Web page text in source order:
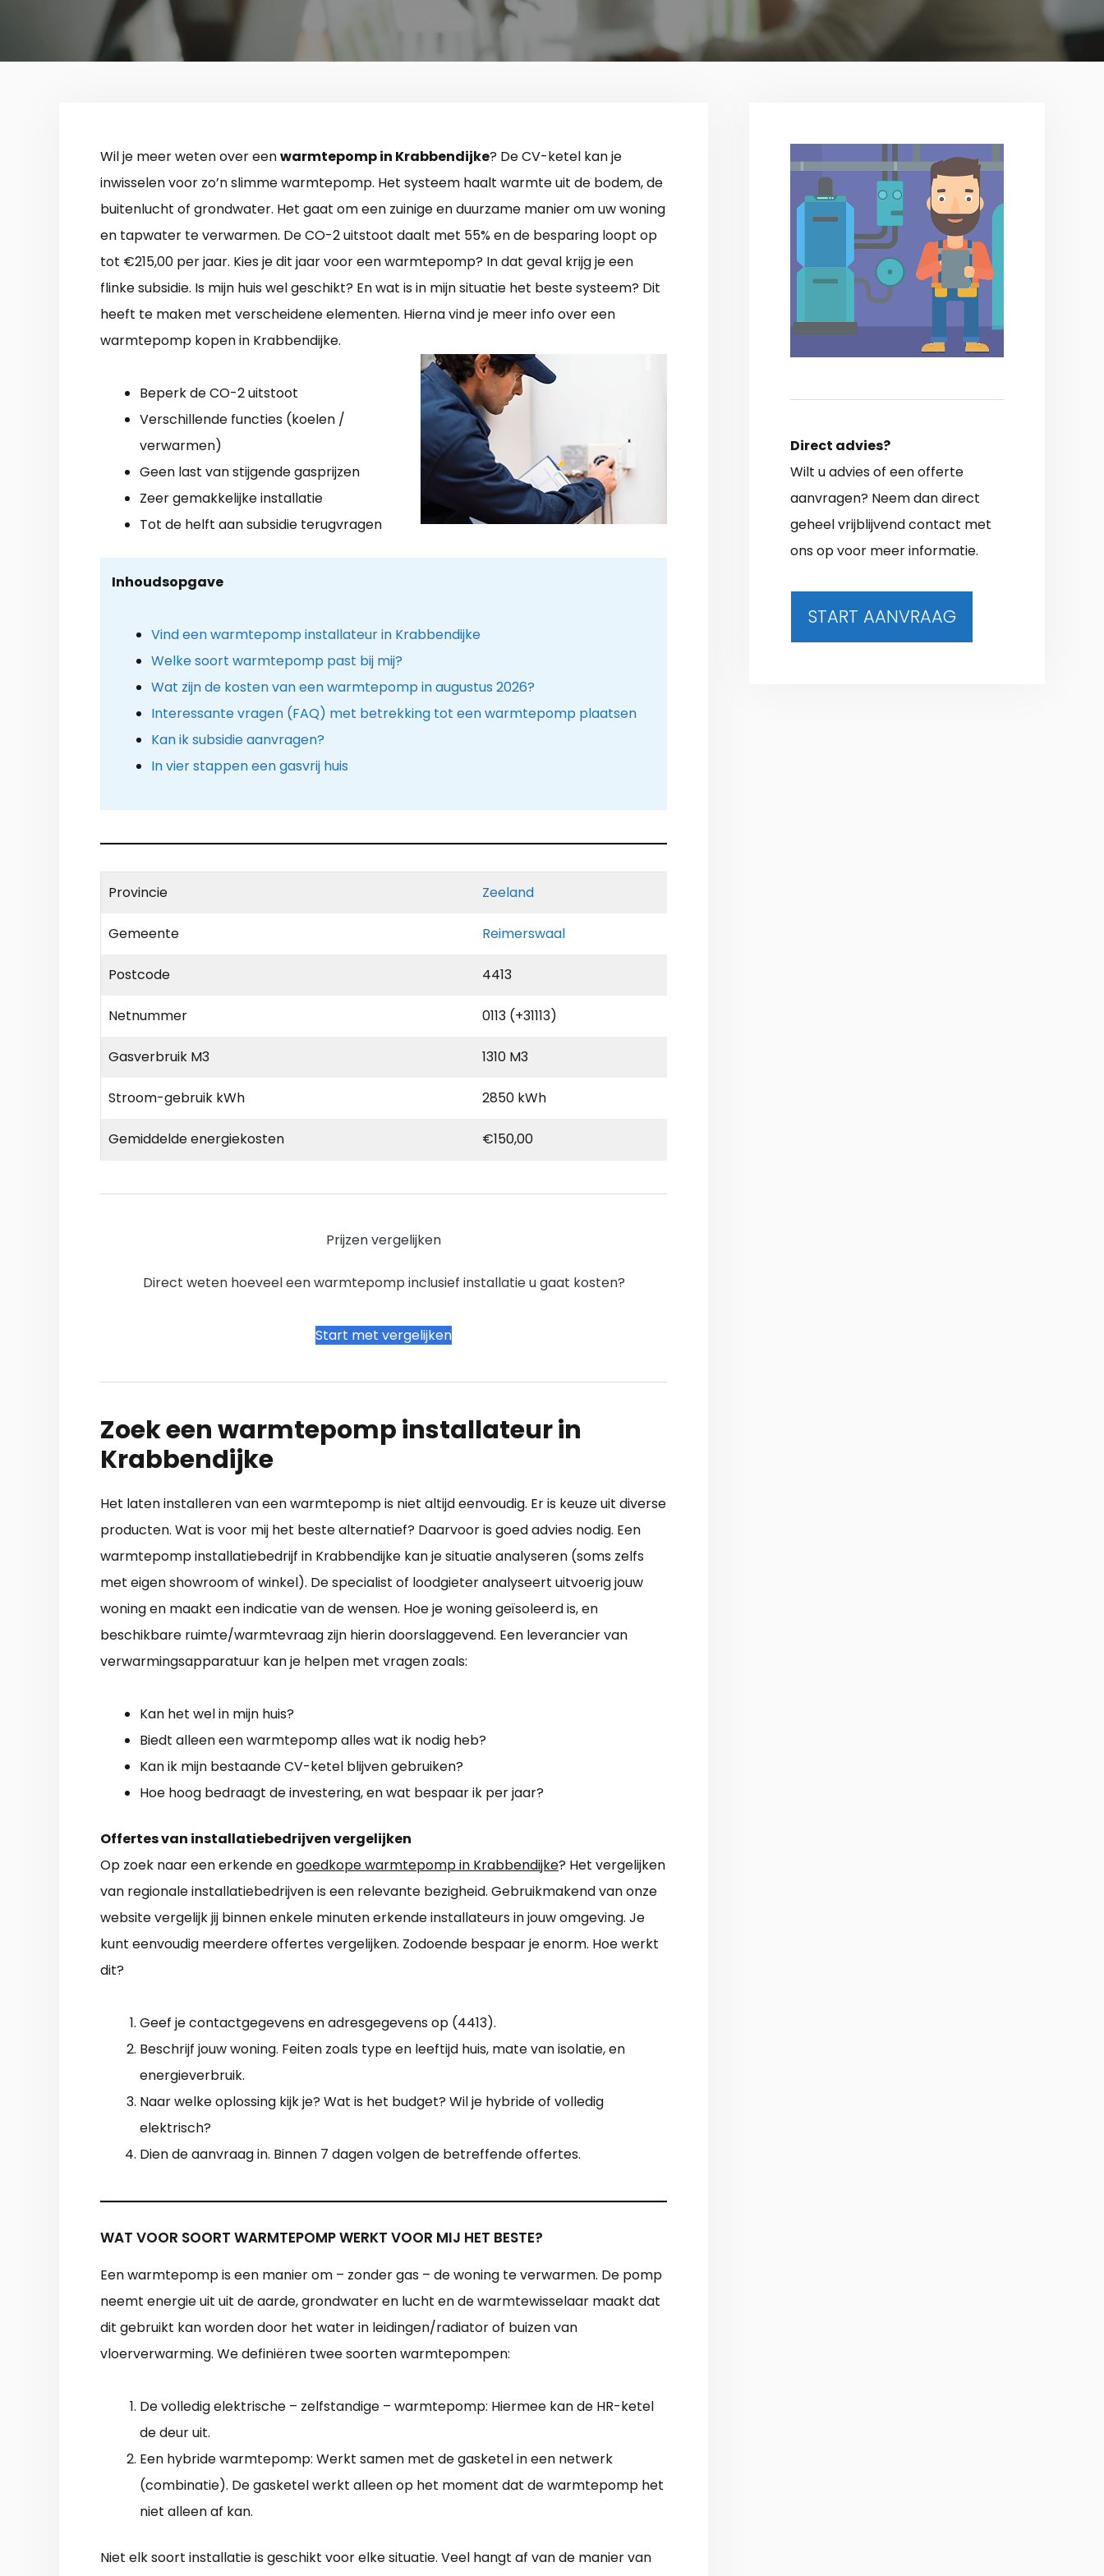
Wil je meer weten over eenwarmtepomp in Krabbendijke? De CV-ketel kan je
inwisselen voor zo’n slimme warmtepomp. Het systeem haalt warmte uit de bodem, de
buitenlucht of grondwater. Het gaat om een zuinige en duurzame manier om uw woning
en tapwater te verwarmen. De CO-2 uitstoot daalt met 55% en de besparing loopt op
tot €215,00 per jaar. Kies je dit jaar voor een warmtepomp? In dat geval krijg je een
flinke subsidie. Is mijn huis wel geschikt? En wat is in mijn situatie het beste systeem? Dit
heeft te maken met verscheidene elementen. Hierna vind je meer info over een
warmtepomp kopen in Krabbendijke.
Beperk de CO-2 uitstoot
Verschillende functies (koelen /
verwarmen)
Geen last van stijgende gasprijzen
Zeer gemakkelijke installatie
Tot de helft aan subsidie terugvragen
Inhoudsopgave
Vind een warmtepomp installateur in Krabbendijke
Welke soort warmtepomp past bij mij?
Wat zijn de kosten van een warmtepomp in augustus 2026?
Interessante vragen (FAQ) met betrekking tot een warmtepomp plaatsen
Kan ik subsidie aanvragen?
In vier stappen een gasvrij huis
Provincie Zeeland
Gemeente Reimerswaal
Postcode 4413
Netnummer 0113 (+31113)
Gasverbruik M3 1310 M3
Stroom-gebruik kWh 2850 kWh
Gemiddelde energiekosten €150,00
Prijzen vergelijken
Direct weten hoeveel een warmtepomp inclusief installatie u gaat kosten?
Start met vergelijken
Zoek een warmtepomp installateur in
Krabbendijke
Het laten installeren van een warmtepomp is niet altijd eenvoudig. Er is keuze uit diverse
producten. Wat is voor mij het beste alternatief? Daarvoor is goed advies nodig. Een
warmtepomp installatiebedrijf in Krabbendijke kan je situatie analyseren (soms zelfs
met eigen showroom of winkel). De specialist of loodgieter analyseert uitvoerig jouw
woning en maakt een indicatie van de wensen. Hoe je woning geïsoleerd is, en
beschikbare ruimte/warmtevraag zijn hierin doorslaggevend. Een leverancier van
verwarmingsapparatuur kan je helpen met vragen zoals:
Kan het wel in mijn huis?
Biedt alleen een warmtepomp alles wat ik nodig heb?
Kan ik mijn bestaande CV-ketel blijven gebruiken?
Hoe hoog bedraagt de investering, en wat bespaar ik per jaar?
Offertes van installatiebedrijven vergelijken
Op zoek naar een erkende engoedkope warmtepomp in Krabbendijke? Het vergelijken
van regionale installatiebedrijven is een relevante bezigheid. Gebruikmakend van onze
website vergelijk jij binnen enkele minuten erkende installateurs in jouw omgeving. Je
kunt eenvoudig meerdere offertes vergelijken. Zodoende bespaar je enorm. Hoe werkt
dit?
Geef je contactgegevens en adresgegevens op (4413).
Beschrijf jouw woning. Feiten zoals type en leeftijd huis, mate van isolatie, en
energieverbruik.
Naar welke oplossing kijk je? Wat is het budget? Wil je hybride of volledig
elektrisch?
Dien de aanvraag in. Binnen 7 dagen volgen de betreffende offertes.
WAT VOOR SOORT WARMTEPOMP WERKT VOOR MIJ HET BESTE?
Een warmtepomp is een manier om – zonder gas – de woning te verwarmen. De pomp
neemt energie uit uit de aarde, grondwater en lucht en de warmtewisselaar maakt dat
dit gebruikt kan worden door het water in leidingen/radiator of buizen van
vloerverwarming. We definiëren twee soorten warmtepompen:
De volledig elektrische – zelfstandige – warmtepomp: Hiermee kan de HR-ketel
de deur uit.
Een hybride warmtepomp: Werkt samen met de gasketel in een netwerk
(combinatie). De gasketel werkt alleen op het moment dat de warmtepomp het
niet alleen af kan.
Niet elk soort installatie is geschikt voor elke situatie. Veel hangt af van de manier van
Direct advies?
Wilt u advies of een offerte
aanvragen? Neem dan direct
geheel vrijblijvend contact met
ons op voor meer informatie.
START AANVRAAG